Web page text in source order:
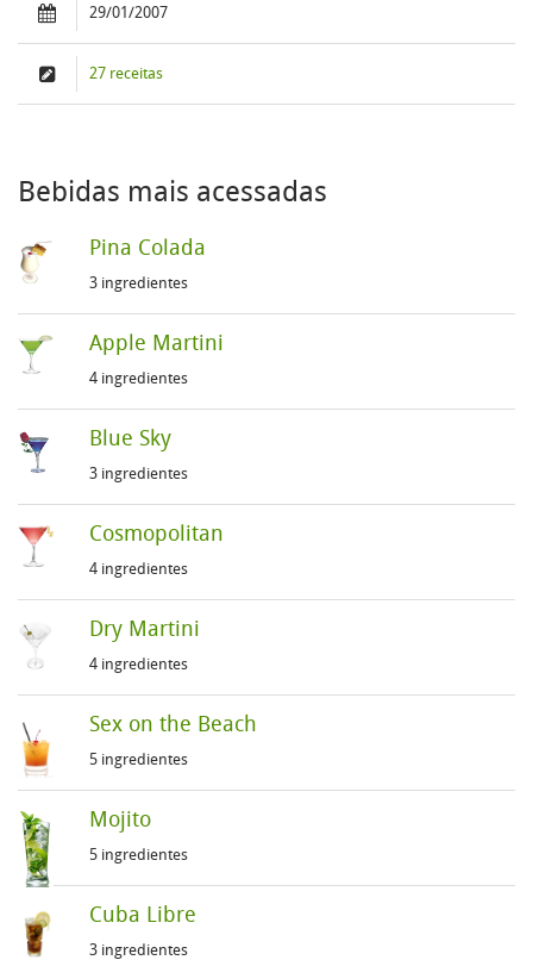
29/01/2007
27 receitas
Bebidas mais acessadas
Pina Colada
3 ingredientes
Apple Martini
4 ingredientes
Blue Sky
3 ingredientes
Cosmopolitan
4 ingredientes
Dry Martini
4 ingredientes
Sex on the Beach
5 ingredientes
Mojito
5 ingredientes
Cuba Libre
3 ingredientes